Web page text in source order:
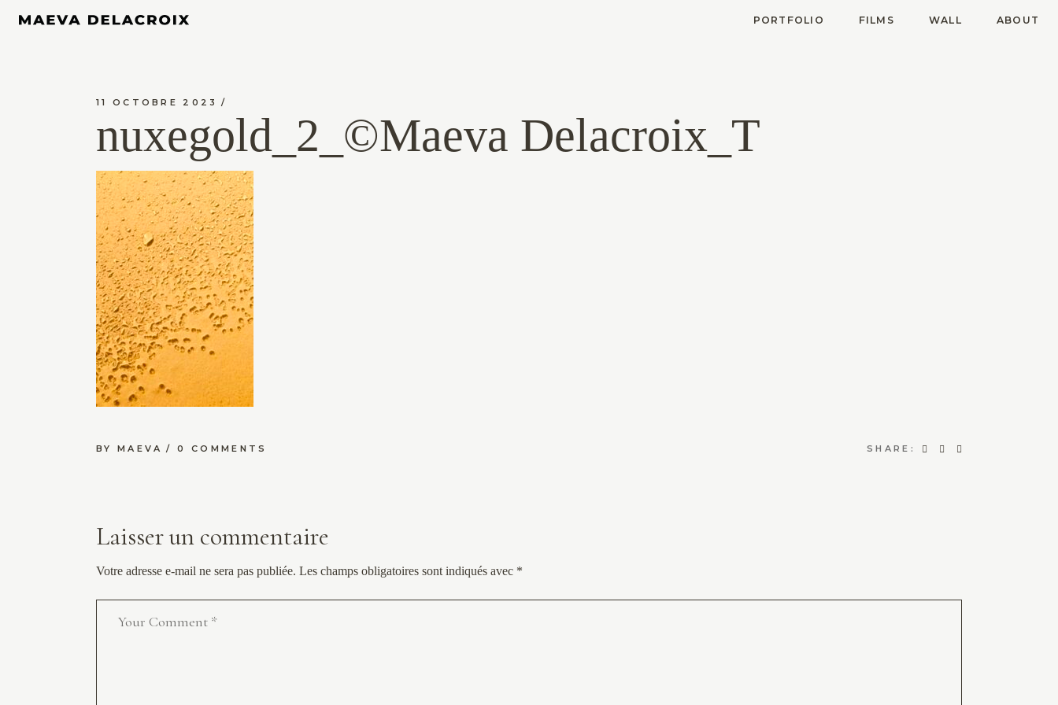
PORTFOLIO FILMS WALL ABOUT
11 OCTOBRE 2023
nuxegold_2_©Maeva Delacroix_T
BY MAEVA 0 COMMENTS SHARE:
Laisser un commentaire
Votre adresse e-mail ne sera pas publiée. Les champs obligatoires sont indiqués avec *